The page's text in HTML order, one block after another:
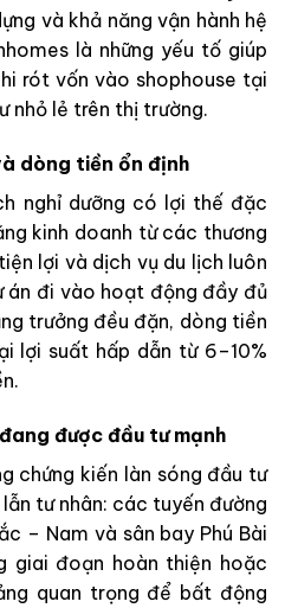
và khả năng vận hành hệ
là những yếu tố giúp
rót vốn vào shophouse tại
nhỏ lẻ trên thị trường.
dòng tiền ổn định
nghỉ dưỡng có lợi thế đặc
kinh doanh từ các thương
lợi và dịch vụ du lịch luôn
án đi vào hoạt động đầy đủ
trưởng đều đặn, dòng tiền
lợi suất hấp dẫn từ 6–10%
được đầu tư mạnh
chứng kiến làn sóng đầu tư
tư nhân: các tuyến đường
– Nam và sân bay Phú Bài
giai đoạn hoàn thiện hoặc
quan trọng để bất động